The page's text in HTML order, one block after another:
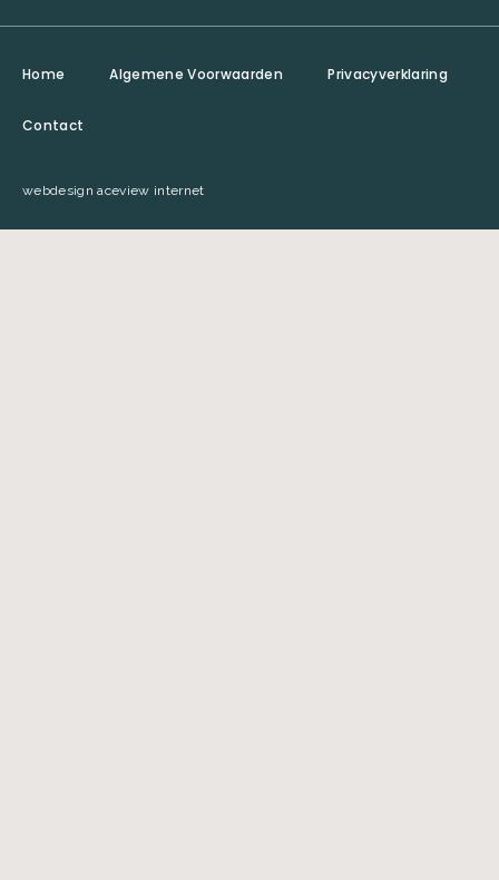
webdesign aceview internet
Home Algemene Voorwaarden Privacyverklaring
Contact